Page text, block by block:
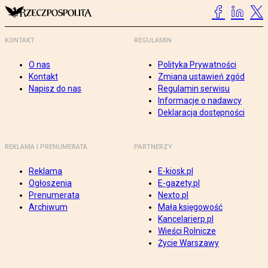
KONTAKT
O nas
Kontakt
Napisz do nas
REGULAMIN
Polityka Prywatności
Zmiana ustawień zgód
Regulamin serwisu
Informacje o nadawcy
Deklaracja dostępności
REKLAMA I PRENUMERATA
Reklama
Ogłoszenia
Prenumerata
Archiwum
PARTNERZY
E-kiosk.pl
E-gazety.pl
Nexto.pl
Mała księgowość
Kancelarierp.pl
Wieści Rolnicze
Życie Warszawy